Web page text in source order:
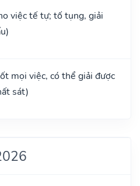
việc tế tự; tố tụng, giải
mọi việc, có thể giải được
sát)